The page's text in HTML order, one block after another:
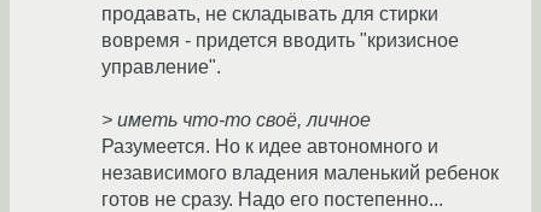
продавать, не складывать для стирки
вовремя - придется вводить "кризисное
управление".
> иметь что-то своё, личное
Разумеется. Но к идее автономного и
независимого владения маленький ребенок
готов не сразу. Надо его постепенно...